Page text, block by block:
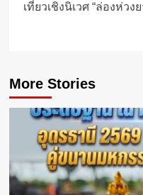
เที่ยวเชิงนิเวศ “ล่องห่ว
More Stories